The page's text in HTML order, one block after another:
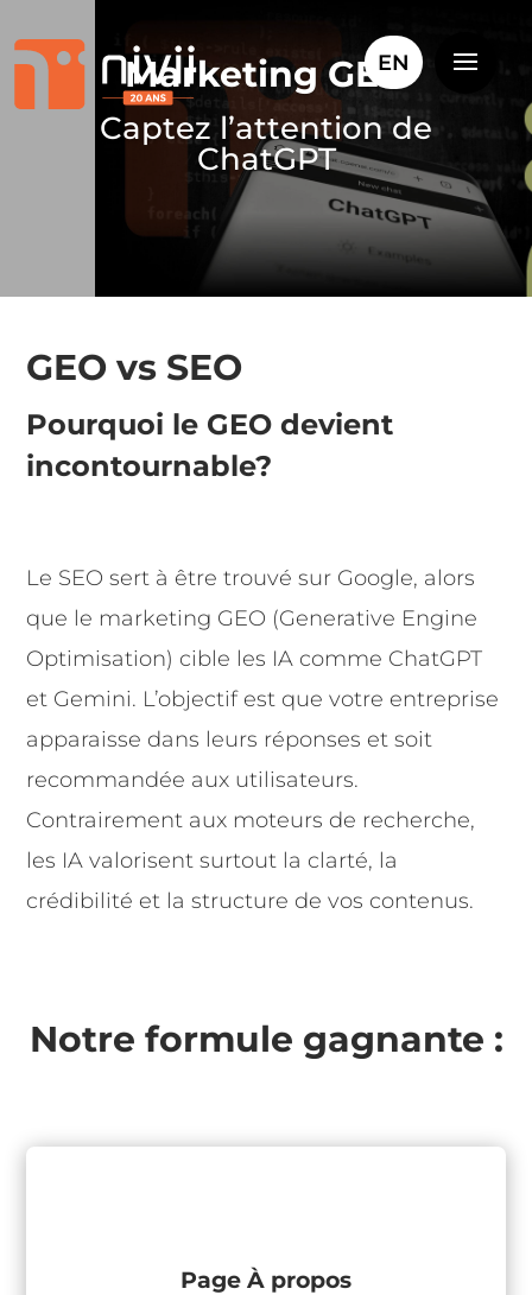
EN
Marketing GEO
Captez l’attention de
ChatGPT
GEO vs SEO
Pourquoi le GEO devient
incontournable?
Le SEO sert à être trouvé sur Google, alors
que le marketing GEO (Generative Engine
Optimisation) cible les IA comme ChatGPT
et Gemini. L’objectif est que votre entreprise
apparaisse dans leurs réponses et soit
recommandée aux utilisateurs.
Contrairement aux moteurs de recherche,
les IA valorisent surtout la clarté, la
crédibilité et la structure de vos contenus.
Notre formule gagnante :
Page À propos